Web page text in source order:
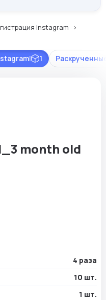
Instagram
| 1
month old
4 раза
10 шт.
1 шт.